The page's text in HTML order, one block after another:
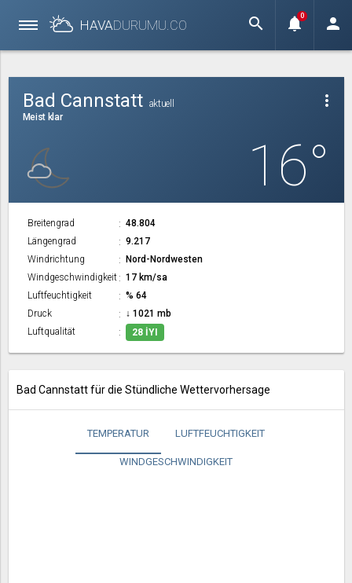
HAVADURUMU.CO search notifications
0 person
more_vert
Bad Cannstatt
aktuell
Meist klar
16°
Breitengrad
48.804
Längengrad
9.217
Windrichtung
Nord-Nordwesten
Windgeschwindigkeit
17 km/sa
Luftfeuchtigkeit
% 64
Druck
↓ 1021 mb
Luftqualität
28 İYI
Bad Cannstatt für die Stündliche Wettervorhersage
TEMPERATUR LUFTFEUCHTIGKEIT
WINDGESCHWINDIGKEIT